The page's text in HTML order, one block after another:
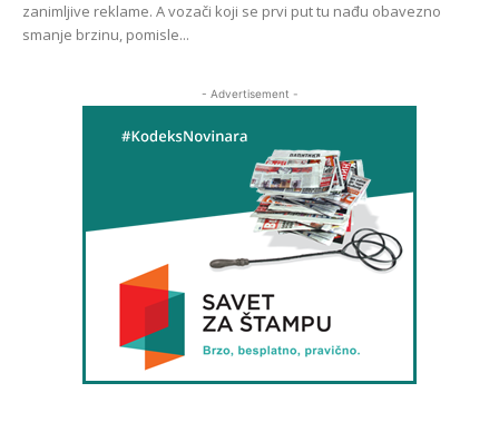
zanimljive reklame. A vozači koji se prvi put tu nađu obavezno
smanje brzinu, pomisle...
- Advertisement -